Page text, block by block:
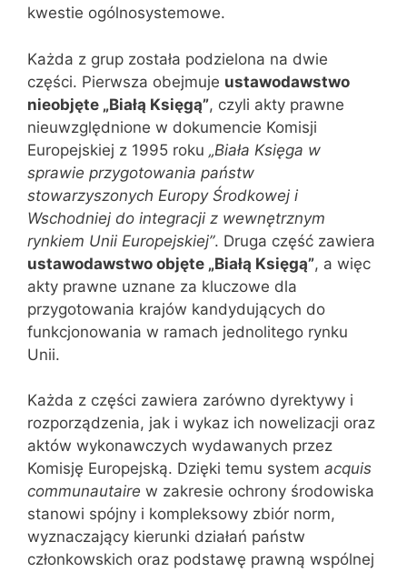
kwestie ogólnosystemowe.
Każda z grup została podzielona na dwie
części. Pierwsza obejmuje ustawodawstwo
nieobjęte „Białą Księgą”, czyli akty prawne
nieuwzględnione w dokumencie Komisji
Europejskiej z 1995 roku „Biała Księga w
sprawie przygotowania państw
stowarzyszonych Europy Środkowej i
Wschodniej do integracji z wewnętrznym
rynkiem Unii Europejskiej”. Druga część zawiera
ustawodawstwo objęte „Białą Księgą”, a więc
akty prawne uznane za kluczowe dla
przygotowania krajów kandydujących do
funkcjonowania w ramach jednolitego rynku
Unii.
Każda z części zawiera zarówno dyrektywy i
rozporządzenia, jak i wykaz ich nowelizacji oraz
aktów wykonawczych wydawanych przez
Komisję Europejską. Dzięki temu system acquis
communautaire w zakresie ochrony środowiska
stanowi spójny i kompleksowy zbiór norm,
wyznaczający kierunki działań państw
członkowskich oraz podstawę prawną wspólnej